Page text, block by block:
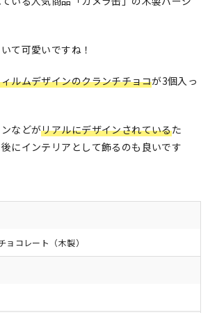
て可愛いですね！
ルムデザインのクランチチョコが3個入っ
などがリアルにデザインされているた
にインテリアとして飾るのも良いです
ョコレート（木製）